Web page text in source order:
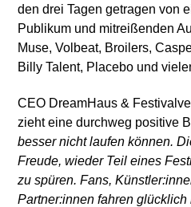
den drei Tagen getragen von
Publikum und mitreißenden
Muse, Volbeat, Broilers,
Billy Talent, Placebo und
CEO DreamHaus &
zieht eine durchweg positive
besser nicht laufen können.
Freude, wieder Teil eines
zu spüren. Fans,
Partner:innen fahren glücklich